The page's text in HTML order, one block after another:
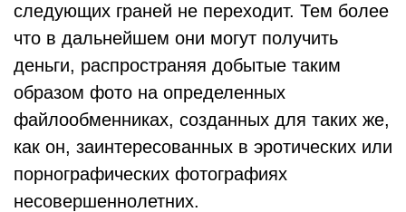
следующих граней не переходит. Тем более
что в дальнейшем они могут получить
деньги, распространяя добытые таким
образом фото на определенных
файлообменниках, созданных для таких же,
как он, заинтересованных в эротических или
порнографических фотографиях
несовершеннолетних.